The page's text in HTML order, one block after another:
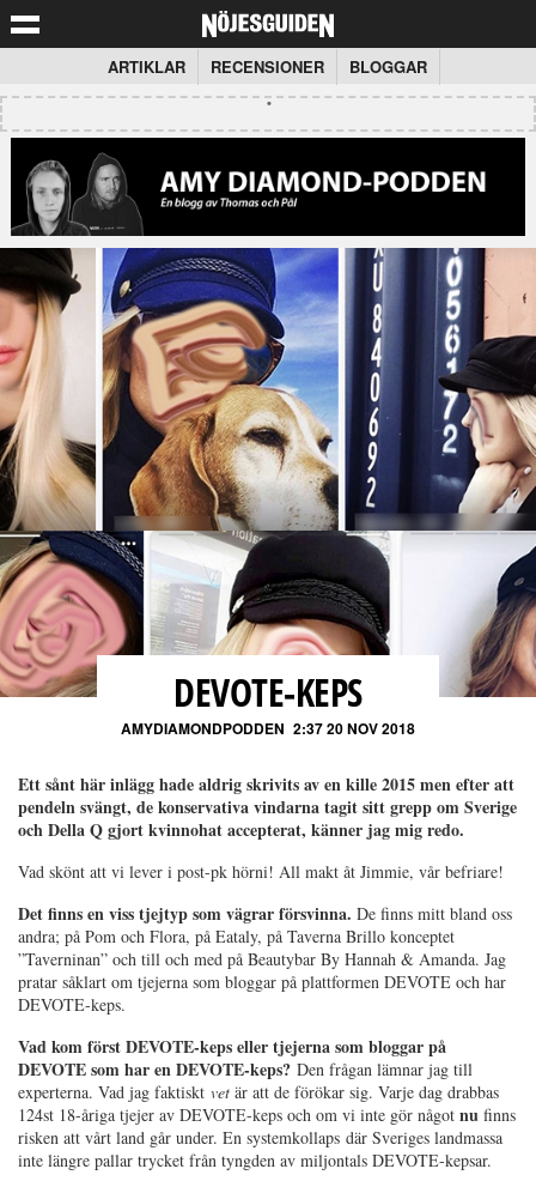
ARTIKLAR RECENSIONER BLOGGAR
DEVOTE-KEPS
AMYDIAMONDPODDEN 2:37 20 NOV 2018
Ett sånt här inlägg hade aldrig skrivits av en kille 2015 men efter att
pendeln svängt, de konservativa vindarna tagit sitt grepp om Sverige
och Della Q gjort kvinnohat accepterat, känner jag mig redo.
Vad skönt att vi lever i post-pk hörni! All makt åt Jimmie, vår befriare!
Det finns en viss tjejtyp som vägrar försvinna. De finns mitt bland oss
andra; på Pom och Flora, på Eataly, på Taverna Brillo konceptet
”Taverninan” och till och med på Beautybar By Hannah & Amanda. Jag
pratar såklart om tjejerna som bloggar på plattformen DEVOTE och har
DEVOTE-keps.
Vad kom först DEVOTE-keps eller tjejerna som bloggar på
DEVOTE som har en DEVOTE-keps? Den frågan lämnar jag till
experterna. Vad jag faktiskt vet är att de förökar sig. Varje dag drabbas
124st 18-åriga tjejer av DEVOTE-keps och om vi inte gör något nu finns
risken att vårt land går under. En systemkollaps där Sveriges landmassa
inte längre pallar trycket från tyngden av miljontals DEVOTE-kepsar.